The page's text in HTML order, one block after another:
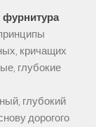
кричащих
глубокие
глубокий
дорогого